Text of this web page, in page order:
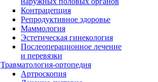
Контрацепция
Репродуктивное здоровье
Маммология
Эстетическая гинекология
Послеоперационное лечение
и перевязки
Травматология-ортопедия
Артроскопия